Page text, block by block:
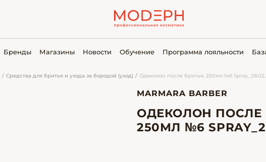
Бренды Магазины Новости Обучение Программа лояльности
Средства для бритья и ухода за бородой (уход) Одеколон после бритья, 250мл №6
MARMARA BARBER
ОДЕКОЛОН ПОСЛЕ
250МЛ №6